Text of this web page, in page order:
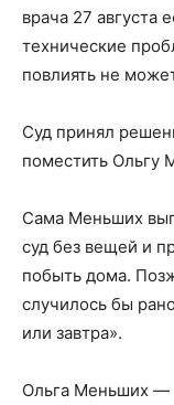
врача 27 августа
технические
повлиять не
Суд принял
поместить Ольгу
Сама Меньших
суд без вещей и
побыть дома.
случилось бы
или завтра».
Ольга Меньших —